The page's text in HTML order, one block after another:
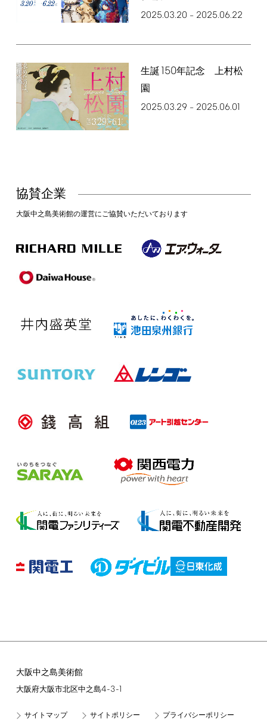
2025.03.20 – 2025.06.22
生誕 150年記念 上村松
園
2025.03.29– 2025.06.01
協賛企業
大阪中之島美術館の運営にご協賛いただいております
大阪中之島美術館
大阪府大阪市北区中之島4-3-1
サイトマップ サイトポリシー プライバシーポリシー